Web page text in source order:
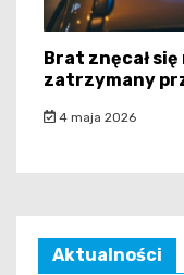
Brat znęcał
zatrzymany
4 maja 2026
Aktualności